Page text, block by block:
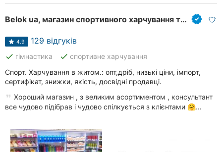
Belok ua, магазин спортивного харчування та БАДів
4.9 129 відгуків
done гімнастика done спортивне харчування
Спорт. Харчування в житом.: опт,дріб, низькі ціни, імпорт,
сертифікат, знижки, якість, досвідні продавці.
Хороший магазин , з великим асортиментом , консультант
все чудово підібрав і чудово спілкується з клієнтами 🤗…